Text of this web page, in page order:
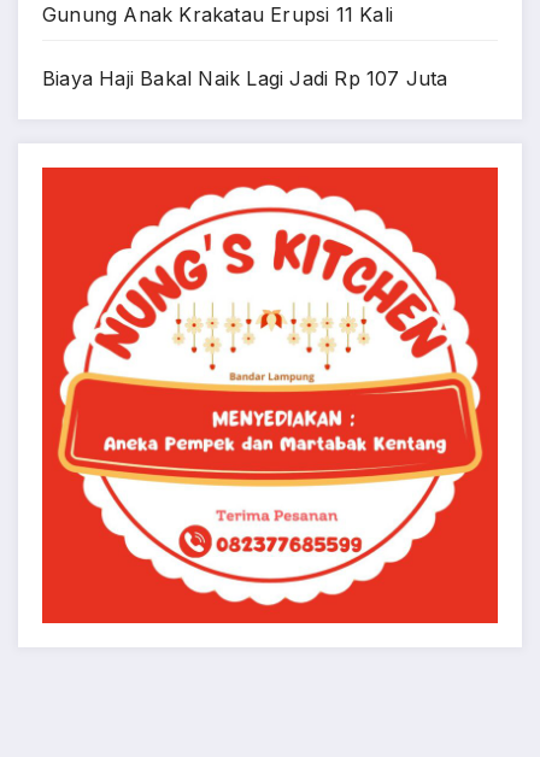
Gunung Anak Krakatau Erupsi 11 Kali
Biaya Haji Bakal Naik Lagi Jadi Rp 107 Juta